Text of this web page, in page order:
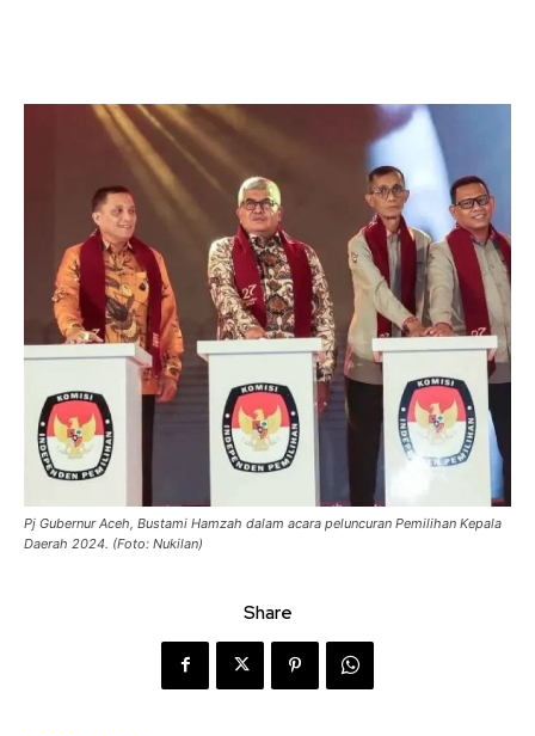
Pj Gubernur Aceh, Bustami Hamzah dalam acara peluncuran Pemilihan Kepala
Daerah 2024. (Foto: Nukilan)
Share